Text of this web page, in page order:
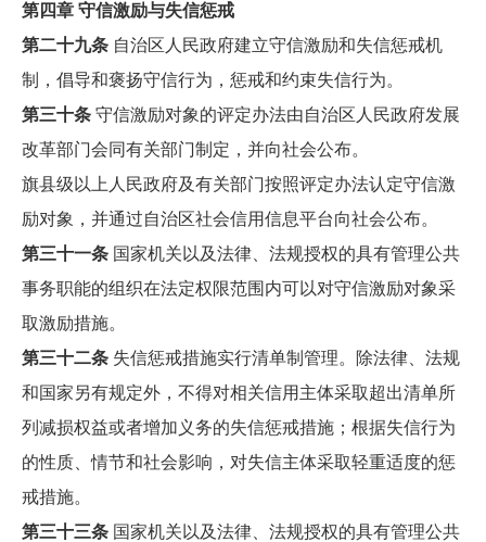
第四章 守信激励与失信惩戒
第二十九条 自治区人民政府建立守信激励和失信惩戒机
制，倡导和褒扬守信行为，惩戒和约束失信行为。
第三十条 守信激励对象的评定办法由自治区人民政府发展
改革部门会同有关部门制定，并向社会公布。
旗县级以上人民政府及有关部门按照评定办法认定守信激
励对象，并通过自治区社会信用信息平台向社会公布。
第三十一条 国家机关以及法律、法规授权的具有管理公共
事务职能的组织在法定权限范围内可以对守信激励对象采
取激励措施。
第三十二条 失信惩戒措施实行清单制管理。除法律、法规
和国家另有规定外，不得对相关信用主体采取超出清单所
列减损权益或者增加义务的失信惩戒措施；根据失信行为
的性质、情节和社会影响，对失信主体采取轻重适度的惩
戒措施。
第三十三条 国家机关以及法律、法规授权的具有管理公共